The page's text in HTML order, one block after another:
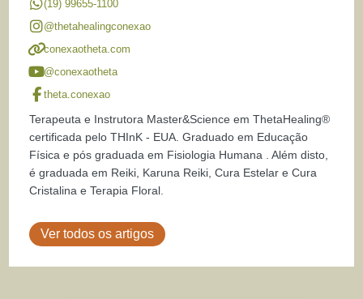
(19) 99655-1100
@thetahealingconexao
conexaotheta.com
@conexaotheta
theta.conexao
Terapeuta e Instrutora Master&Science em ThetaHealing®
certificada pelo THInK - EUA. Graduado em Educação
Física e pós graduada em Fisiologia Humana . Além disto,
é graduada em Reiki, Karuna Reiki, Cura Estelar e Cura
Cristalina e Terapia Floral.
Ver todos os artigos